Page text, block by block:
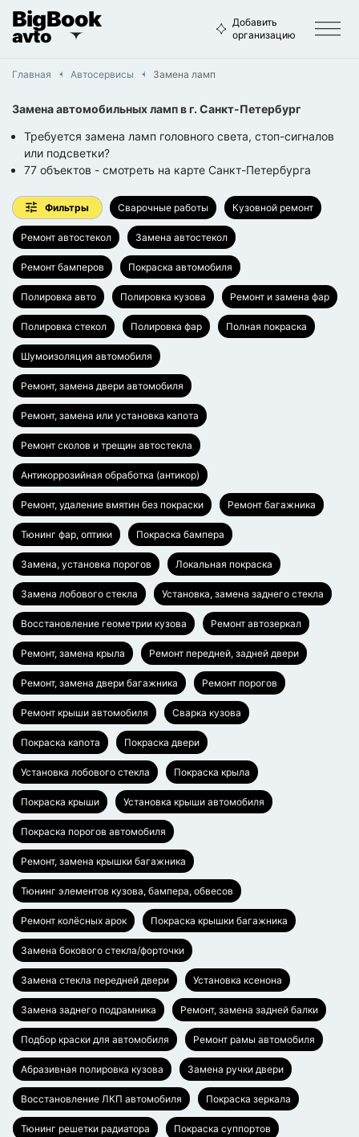
BigBook
avto
Добавить
организацию
Главная Автосервисы Замена ламп
Замена автомобильных лампв г. Санкт-Петербург
Требуется замена ламп головного света, стоп-сигналов
или подсветки?
77 объектов - смотреть на карте Санкт-Петербурга
Фильтры Сварочные работы Кузовной ремонт
Ремонт автостекол Замена автостекол
Ремонт бамперов Покраска автомобиля
Полировка авто Полировка кузова Ремонт и замена фар
Полировка стекол Полировка фар Полная покраска
Шумоизоляция автомобиля
Ремонт, замена двери автомобиля
Ремонт, замена или установка капота
Ремонт сколов и трещин автостекла
Антикоррозийная обработка (антикор)
Ремонт, удаление вмятин без покраски Ремонт багажника
Тюнинг фар, оптики Покраска бампера
Замена, установка порогов Локальная покраска
Замена лобового стекла Установка, замена заднего стекла
Восстановление геометрии кузова Ремонт автозеркал
Ремонт, замена крыла Ремонт передней, задней двери
Ремонт, замена двери багажника Ремонт порогов
Ремонт крыши автомобиля Сварка кузова
Покраска капота Покраска двери
Установка лобового стекла Покраска крыла
Покраска крыши Установка крыши автомобиля
Покраска порогов автомобиля
Ремонт, замена крышки багажника
Тюнинг элементов кузова, бампера, обвесов
Ремонт колёсных арок Покраска крышки багажника
Замена бокового стекла/форточки
Замена стекла передней двери Установка ксенона
Замена заднего подрамника Ремонт, замена задней балки
Подбор краски для автомобиля Ремонт рамы автомобиля
Абразивная полировка кузова Замена ручки двери
Восстановление ЛКП автомобиля Покраска зеркала
Тюнинг решетки радиатора Покраска суппортов